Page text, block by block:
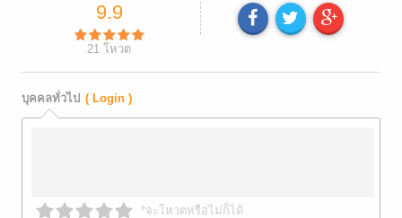
9.9
21 โหวต
บุคคลทั่วไป ( Login )
*จะโหวตหรือไม่ก็ได้